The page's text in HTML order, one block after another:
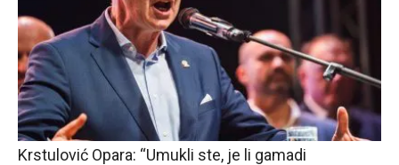
Krstulović Opara: “Umukli ste, je li gamadi